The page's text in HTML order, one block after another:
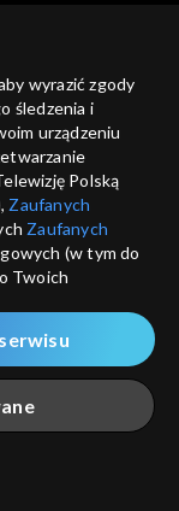
wyrazić zgody
śledzenia i
urządzeniu
Polską
Zaufanych
Zaufanych
(w tym do
Twoich
przez
dalej